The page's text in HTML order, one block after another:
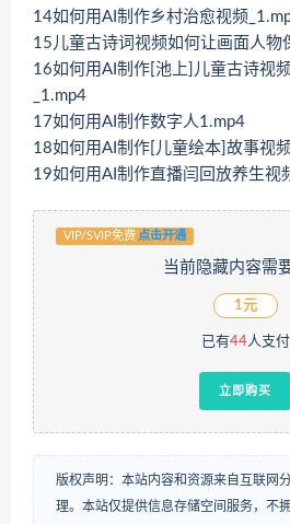
14如何用AI制作乡村治愈视频
15儿童古诗词视频如何让画面人物
16如何用AI制作[池上]儿童古诗视
_1.mp4
17如何用AI制作数字人1.mp4
18如何用AI制作[儿童绘本]故事视
19如何用AI制作直播闫回放养生视
VIP/SVIP免费 点击开通
当前隐藏内容需
1元
已有44人支付
立即购买
版权声明：本站内容和资源来自互联网
理。本站仅提供信息存储空间服务，不